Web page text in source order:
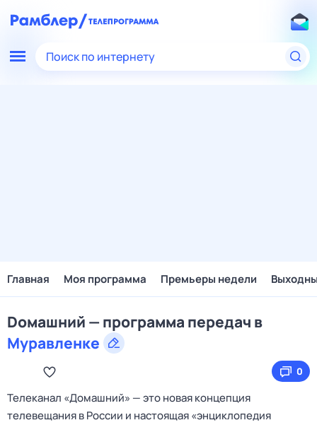
Поиск по интернету
Главная Моя программа Премьеры недели
Dомашний — программа передач в
Муравленке
0
Телеканал «Домашний» — это новая концепция
телевещания в России и настоящая «энциклопедия